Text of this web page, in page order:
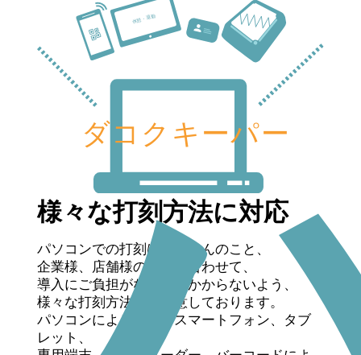
様々な打刻方法に対応
パソコンでの打刻はもちろんのこと、
企業様、店舗様の環境に合わせて、
導入にご負担がなるべくかからないよう、
様々な打刻方法をご用意しております。
パソコンによる打刻、スマートフォン、タブ
レット、